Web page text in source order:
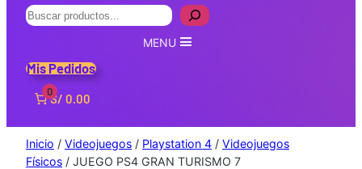
Buscar
MENU
Mis Pedidos
0
S/ 0.00
Inicio / Videojuegos / Playstation 4 / Videojuegos
Físicos / JUEGO PS4 GRAN TURISMO 7